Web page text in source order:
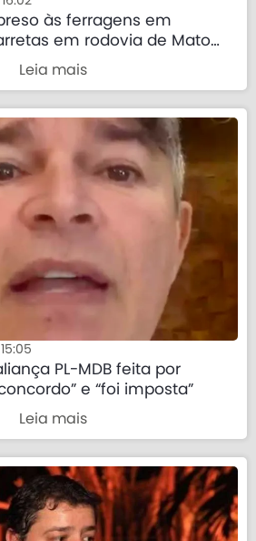
às ferragens em
em rodovia de Mato
Leia mais
15:05
PL-MDB feita por
e “foi imposta”
Leia mais